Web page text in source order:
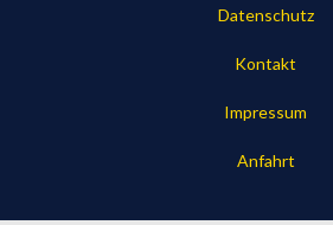
Datenschutz
Kontakt
Impressum
Anfahrt